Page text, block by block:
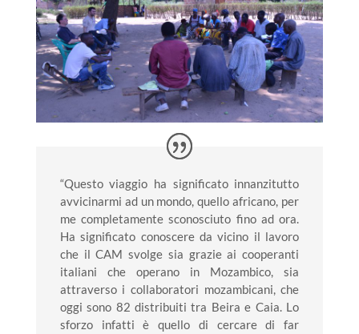
“Questo viaggio ha significato innanzitutto
avvicinarmi ad un mondo, quello africano, per
me completamente sconosciuto fino ad ora.
Ha significato conoscere da vicino il lavoro
che il CAM svolge sia grazie ai cooperanti
italiani che operano in Mozambico, sia
attraverso i collaboratori mozambicani, che
oggi sono 82 distribuiti tra Beira e Caia. Lo
sforzo infatti è quello di cercare di far